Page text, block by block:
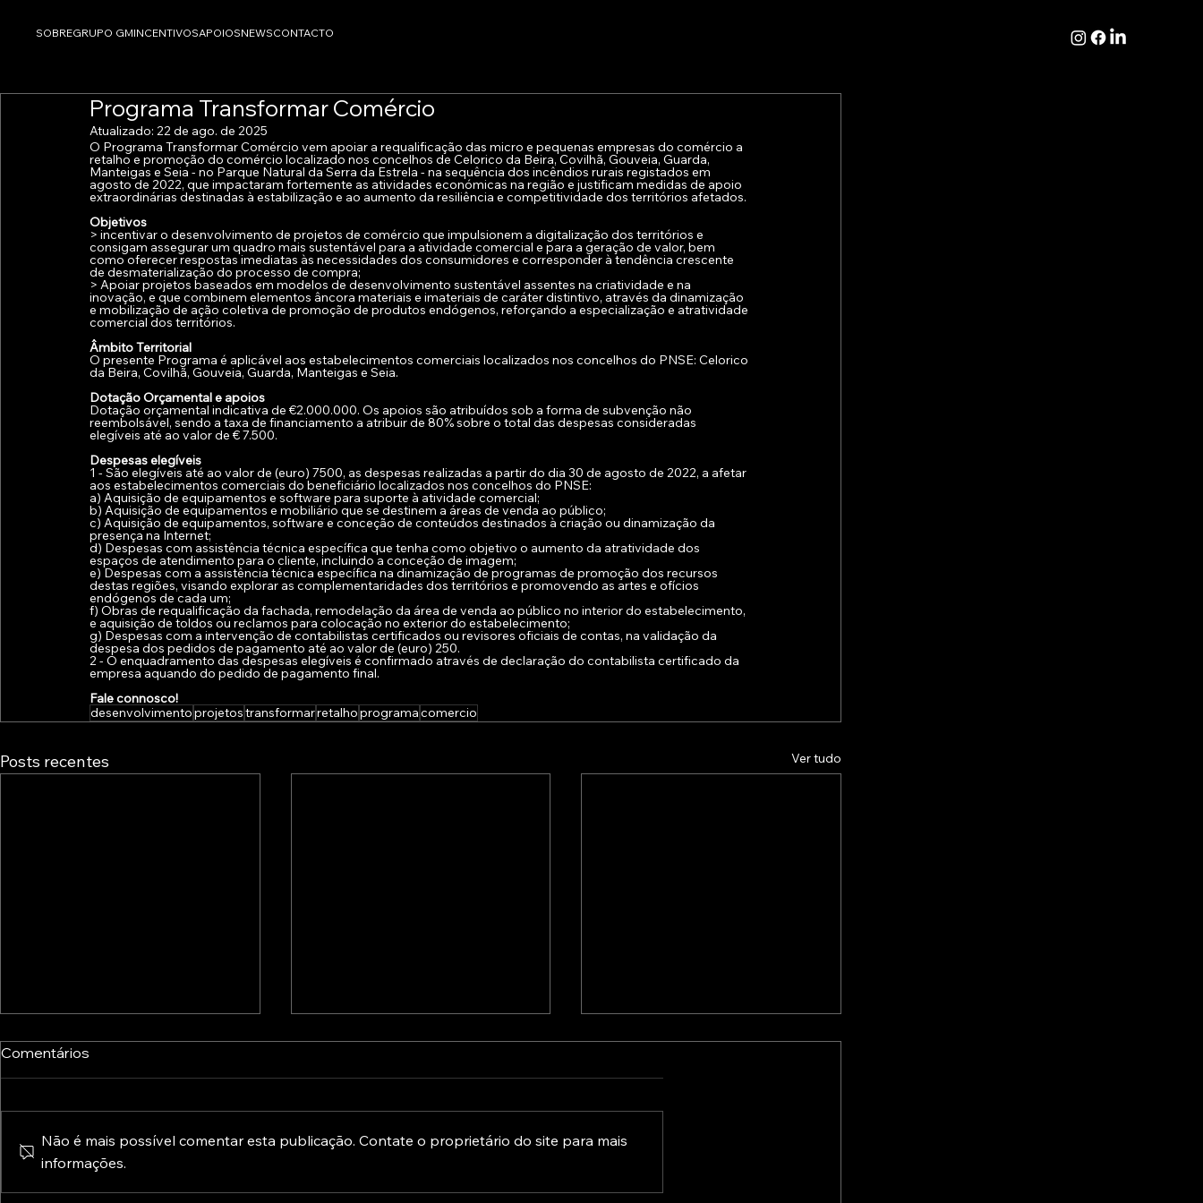
SOBREGRUPO GMINCENTIVOSAPOIOSNEWSCONTACTO
Programa Transformar Comércio
Atualizado: 22 de ago. de 2025
O Programa Transformar Comércio vem apoiar a requalificação das micro e pequenas empresas do comércio a
retalho e promoção do comércio localizado nos concelhos de Celorico da Beira, Covilhã, Gouveia, Guarda,
Manteigas e Seia - no Parque Natural da Serra da Estrela - na sequência dos incêndios rurais registados em
agosto de 2022, que impactaram fortemente as atividades económicas na região e justificam medidas de apoio
extraordinárias destinadas à estabilização e ao aumento da resiliência e competitividade dos territórios afetados.
Objetivos
> incentivar o desenvolvimento de projetos de comércio que impulsionem a digitalização dos territórios e
consigam assegurar um quadro mais sustentável para a atividade comercial e para a geração de valor, bem
como oferecer respostas imediatas às necessidades dos consumidores e corresponder à tendência crescente
de desmaterialização do processo de compra;
> Apoiar projetos baseados em modelos de desenvolvimento sustentável assentes na criatividade e na
inovação, e que combinem elementos âncora materiais e imateriais de caráter distintivo, através da dinamização
e mobilização de ação coletiva de promoção de produtos endógenos, reforçando a especialização e atratividade
comercial dos territórios.
Âmbito Territorial
O presente Programa é aplicável aos estabelecimentos comerciais localizados nos concelhos do PNSE: Celorico
da Beira, Covilhã, Gouveia, Guarda, Manteigas e Seia.
Dotação Orçamental e apoios
Dotação orçamental indicativa de €2.000.000. Os apoios são atribuídos sob a forma de subvenção não
reembolsável, sendo a taxa de financiamento a atribuir de 80% sobre o total das despesas consideradas
elegíveis até ao valor de € 7.500.
Despesas elegíveis
1 - São elegíveis até ao valor de (euro) 7500, as despesas realizadas a partir do dia 30 de agosto de 2022, a afetar
aos estabelecimentos comerciais do beneficiário localizados nos concelhos do PNSE:
a) Aquisição de equipamentos e software para suporte à atividade comercial;
b) Aquisição de equipamentos e mobiliário que se destinem a áreas de venda ao público;
c) Aquisição de equipamentos, software e conceção de conteúdos destinados à criação ou dinamização da
presença na Internet;
d) Despesas com assistência técnica específica que tenha como objetivo o aumento da atratividade dos
espaços de atendimento para o cliente, incluindo a conceção de imagem;
e) Despesas com a assistência técnica específica na dinamização de programas de promoção dos recursos
destas regiões, visando explorar as complementaridades dos territórios e promovendo as artes e ofícios
endógenos de cada um;
f) Obras de requalificação da fachada, remodelação da área de venda ao público no interior do estabelecimento,
e aquisição de toldos ou reclamos para colocação no exterior do estabelecimento;
g) Despesas com a intervenção de contabilistas certificados ou revisores oficiais de contas, na validação da
despesa dos pedidos de pagamento até ao valor de (euro) 250.
2 - O enquadramento das despesas elegíveis é confirmado através de declaração do contabilista certificado da
empresa aquando do pedido de pagamento final.
Fale connosco!
desenvolvimentoprojetostransformarretalhoprogramacomercio
Posts recentes Ver tudo
A Europa já está a preparar
Inovação Produtiva: Uma
Vem aí uma nova vaga de
Comentários
Não é mais possível comentar esta publicação. Contate o proprietário do site para mais
informações.